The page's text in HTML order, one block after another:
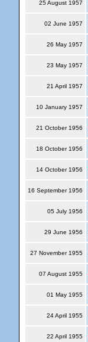
25 August 1957
02 June 1957
26 May 1957
23 May 1957
21 April 1957
10 January 1957
21 October 1956
18 October 1956
14 October 1956
16 September 1956
05 July 1956
29 June 1956
27 November 1955
07 August 1955
01 May 1955
24 April 1955
22 April 1955